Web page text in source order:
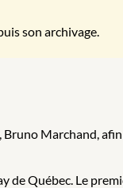
son archivage.
Marchand,
Québec. Le